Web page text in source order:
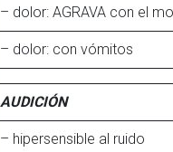
– dolor: AGRAVA con el
– dolor: con vómitos
AUDICIÓN
– hipersensible al ruido